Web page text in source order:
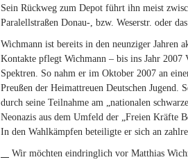
Sein Rückweg zum Depot führt ihn meist
Paralellstraßen Donau-, bzw. Weserstr. oder
Wichmann ist bereits in den neunziger Jahren
Kontakte pflegt Wichmann – bis ins Jahr 2007
Spektren. So nahm er im Oktober 2007 an
Preußen der Heimattreuen Deutschen
durch seine Teilnahme am „nationalen
Neonazis aus dem Umfeld der „Freien Kräfte
In den Wahlkämpfen beteiligte er sich an
Wir möchten eindringlich vor Matthias